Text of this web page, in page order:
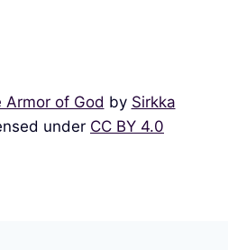
Armor of God by Sirkka
under CC BY 4.0